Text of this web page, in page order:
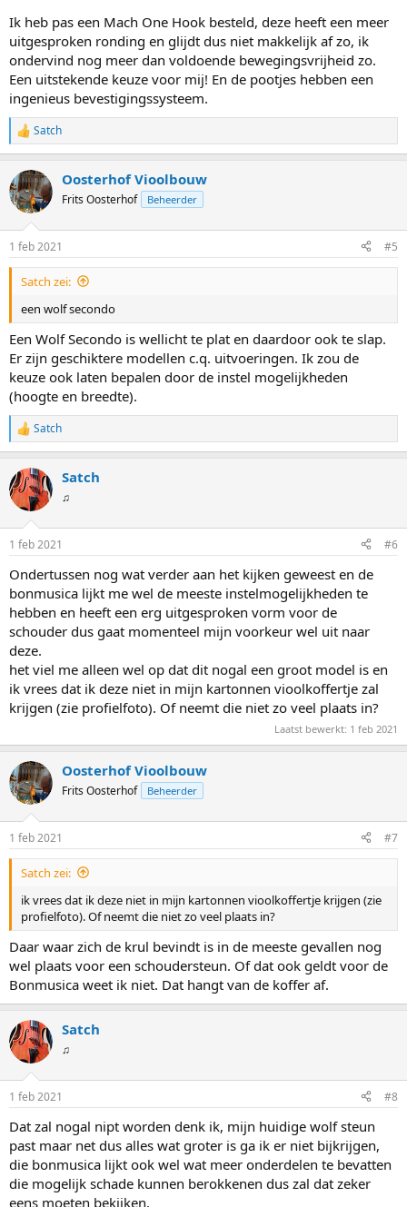
Ik heb pas een Mach One Hook besteld, deze heeft een meer
uitgesproken ronding en glijdt dus niet makkelijk af zo, ik
ondervind nog meer dan voldoende bewegingsvrijheid zo.
Een uitstekende keuze voor mij! En de pootjes hebben een
ingenieus bevestigingssysteem.
W
a
r
d
e
n
g
e
Satch
Oosterhof Vioolbouw
Frits Oosterhof Beheerder
1 feb 2021 #5
Satch zei:
een wolf secondo
Een Wolf Secondo is wellicht te plat en daardoor ook te slap.
Er zijn geschiktere modellen c.q. uitvoeringen. Ik zou de
keuze ook laten bepalen door de instel mogelijkheden
(hoogte en breedte).
W
a
r
d
e
n
e
n
:
Satch
Satch
♫
1 feb 2021 #6
Ondertussen nog wat verder aan het kijken geweest en de
bonmusica lijkt me wel de meeste instelmogelijkheden te
hebben en heeft een erg uitgesproken vorm voor de
schouder dus gaat momenteel mijn voorkeur wel uit naar
deze.
het viel me alleen wel op dat dit nogal een groot model is en
ik vrees dat ik deze niet in mijn kartonnen vioolkoffertje zal
krijgen (zie profielfoto). Of neemt die niet zo veel plaats in?
Laatst bewerkt: 1 feb 2021
Oosterhof Vioolbouw
Frits Oosterhof Beheerder
1 feb 2021 #7
Satch zei:
ik vrees dat ik deze niet in mijn kartonnen vioolkoffertje krijgen (zie
profielfoto). Of neemt die niet zo veel plaats in?
Daar waar zich de krul bevindt is in de meeste gevallen nog
wel plaats voor een schoudersteun. Of dat ook geldt voor de
Bonmusica weet ik niet. Dat hangt van de koffer af.
Satch
♫
1 feb 2021 #8
Dat zal nogal nipt worden denk ik, mijn huidige wolf steun
past maar net dus alles wat groter is ga ik er niet bijkrijgen,
die bonmusica lijkt ook wel wat meer onderdelen te bevatten
die mogelijk schade kunnen berokkenen dus zal dat zeker
eens moeten bekijken.